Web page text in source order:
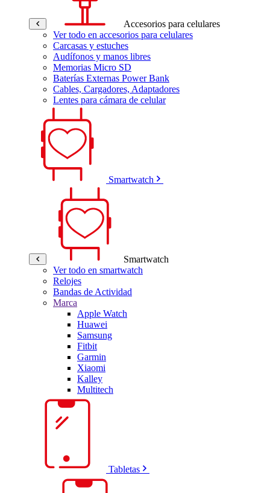
Accesorios para celulares
Ver todo en accesorios para celulares
Carcasas y estuches
Audífonos y manos libres
Memorias Micro SD
Baterías Externas Power Bank
Cables, Cargadores, Adaptadores
Lentes para cámara de celular
Smartwatch
Smartwatch
Ver todo en smartwatch
Relojes
Bandas de Actividad
Marca
Apple Watch
Huawei
Samsung
Fitbit
Garmin
Xiaomi
Kalley
Multitech
Tabletas